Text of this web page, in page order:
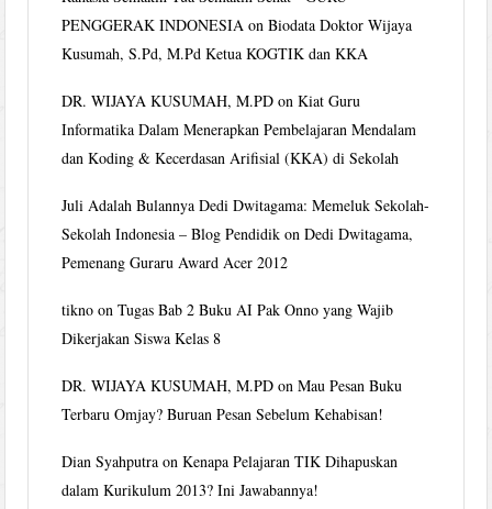
PENGGERAK INDONESIA onBiodata Doktor Wijaya
Kusumah, S.Pd, M.Pd Ketua KOGTIK dan KKA
DR. WIJAYA KUSUMAH, M.PD onKiat Guru
Informatika Dalam Menerapkan Pembelajaran Mendalam
dan Koding & Kecerdasan Arifisial (KKA) di Sekolah
Juli Adalah Bulannya Dedi Dwitagama: Memeluk Sekolah-
Sekolah Indonesia – Blog Pendidik onDedi Dwitagama,
Pemenang Guraru Award Acer 2012
tikno onTugas Bab 2 Buku AI Pak Onno yang Wajib
Dikerjakan Siswa Kelas 8
DR. WIJAYA KUSUMAH, M.PD onMau Pesan Buku
Terbaru Omjay? Buruan Pesan Sebelum Kehabisan!
Dian Syahputra onKenapa Pelajaran TIK Dihapuskan
dalam Kurikulum 2013? Ini Jawabannya!